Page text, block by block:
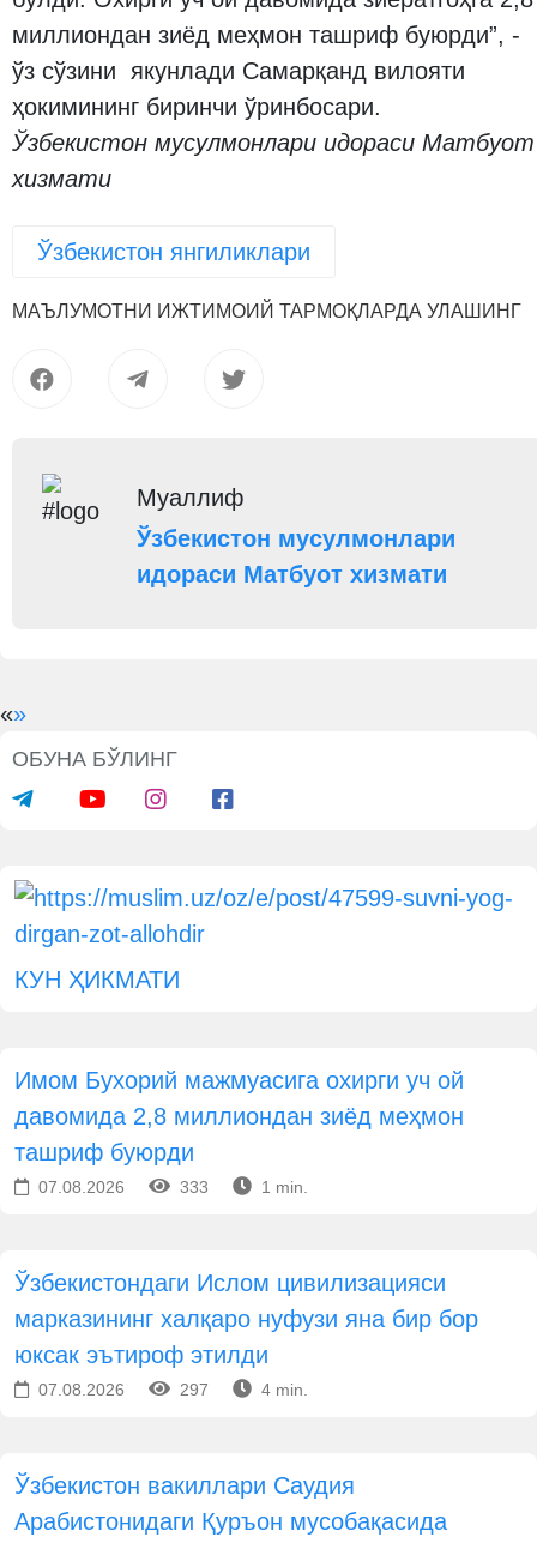
миллиондан зиёд меҳмон ташриф буюрди”, -
ўз сўзини якунлади Самарқанд вилояти
ҳокимининг биринчи ўринбосари.
Ўзбекистон мусулмонлари идораси Матбуот
хизмати
Ўзбекистон янгиликлари
МАЪЛУМОТНИ ИЖТИМОИЙ ТАРМОҚЛАРДА УЛАШИНГ
Муаллиф
Ўзбекистон мусулмонлари
идораси Матбуот хизмати
«»
ОБУНА БЎЛИНГ
КУН ҲИКМАТИ
Имом Бухорий мажмуасига охирги уч ой
давомида 2,8 миллиондан зиёд меҳмон
ташриф буюрди
07.08.2026 333 1 min.
Ўзбекистондаги Ислом цивилизацияси
марказининг халқаро нуфузи яна бир бор
юксак эътироф этилди
07.08.2026 297 4 min.
Ўзбекистон вакиллари Саудия
Арабистонидаги Қуръон мусобақасида